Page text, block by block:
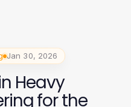
Jan 30, 2026
Heavy
for the